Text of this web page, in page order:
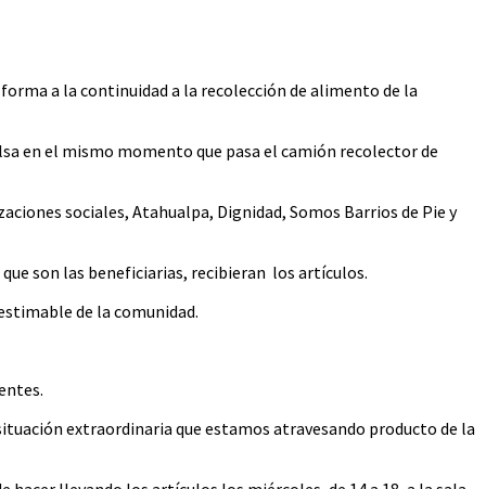
a la continuidad a la recolección de alimento de la
en el mismo momento que pasa el camión recolector de
sociales, Atahualpa, Dignidad, Somos Barrios de Pie y
son las beneficiarias, recibieran los artículos.
de la comunidad.
extraordinaria que estamos atravesando producto de la